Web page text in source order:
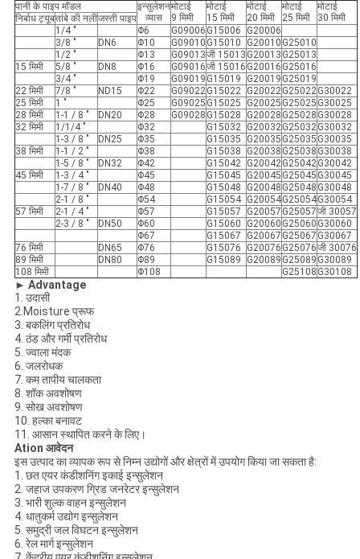
पानी के पाइप मॉडल
इन्सुलेशन
व्यास
मोटाई
9 मिमी
मोटाई
15 मिमी
मोटाई
20 मिमी
मोटाई
25 मिमी
मोटाई
30 मिमी
निर्बाध ट्यूबतांबे की नलीजस्ती पाइप
1/4 "
Φ6 G09006 G15006
G20006
3/8 "
DN6 Φ10 G09010 G15010 G20010 G25010
1/2 "
Φ13 G09013जी 15013 G20013 G25013
15 मिमी
5/8 " DN8 Φ16 G09016जी 15016 G20016 G25016
3/4 "
Φ19 G09019 G15019 G20019 G25019
22 मिमी
7/8 " ND15 Φ22 G09022G15022 G20022G25022G30022
25 मिमी
1 " Φ25 G09025 G15025 G20025 G25025 G30025
28 मिमी
1-1 / 8 " DN20 Φ28 G09028 G15028 G20028 G25028 G30028
32 मिमी
1/1/4 " Φ32 G15032 G20032G25032G30032
1-3 / 8 "
DN25 Φ35 G15035 G20035 G25035 G30035
38 मिमी
1-1 / 2 " Φ38 G15038 G20038 G25038 G30038
1-5 / 8 "
DN32 Φ42 G15042 G20042G25042G30042
45 मिमी
1-3 / 4 " Φ45 G15045 G20045 G25045 G30045
1-7 / 8 "
DN40 Φ48 G15048 G20048 G25048 G30048
2-1 / 8 "
Φ54 G15054 G20054G25054G30054
57 मिमी
2-1 / 4 " Φ57 G15057 G20057 G25057जी 30057
2-3 / 8 "
DN50 Φ60 G15060 G20060 G25060 G30060
Φ67
G15067 G20067 G25067 G30067
76 मिमी
DN65 Φ76 G15076 G20076 G25076जी 30076
89 मिमी
DN80 Φ89 G15089 G20089 G25089 G30089
108 मिमी
Φ108 G25108 G30108
► Advantage
1. उदासी
2.Moisture प्रूफ
3. बकलिंग प्रतिरोध
4. ठंड और गर्मी प्रतिरोध
5. ज्वाला मंदक
6. जलरोधक
7. कम तापीय चालकता
8. शॉक अवशोषण
9. सोख अवशोषण
10. हल्का बनावट
11. आसान स्थापित करने के लिए।
Ation आवेदन
इस उत्पाद का व्यापक रूप से निम्न उद्योगों और क्षेत्रों में उपयोग किया जा सकता है:
1. छत एयर कंडीशनिंग इकाई इन्सुलेशन
2. जहाज उपकरण ग्रिड जनरेटर इन्सुलेशन
3. भारी शुल्क वाहन इन्सुलेशन
4. धातुकर्म उद्योग इन्सुलेशन
5. समुद्री जल विघटन इन्सुलेशन
6. रेल मार्ग इन्सुलेशन